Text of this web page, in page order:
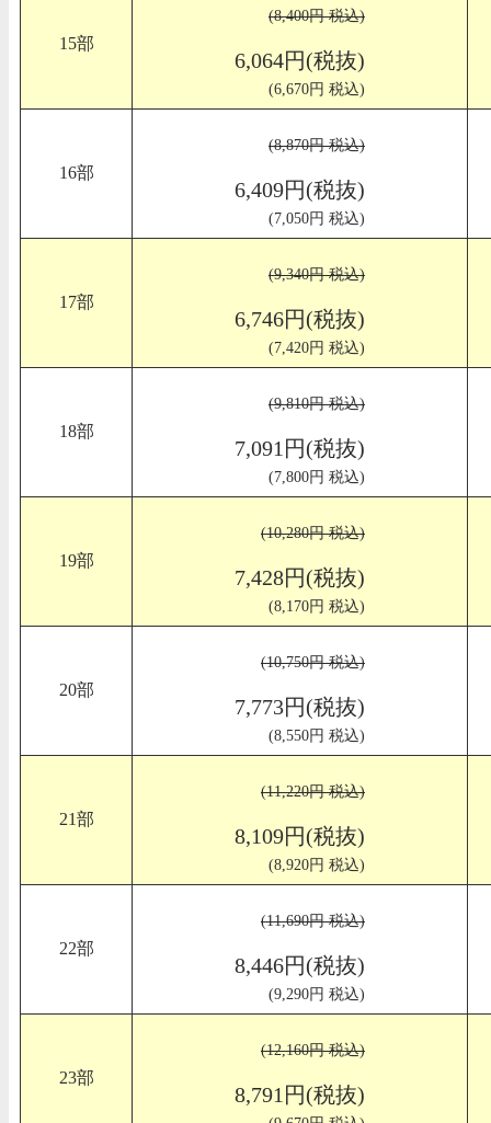
15部
(8,400円 税込)
6,064円(税抜)
(6,670円 税込)
16部
(8,870円 税込)
6,409円(税抜)
(7,050円 税込)
17部
(9,340円 税込)
6,746円(税抜)
(7,420円 税込)
18部
(9,810円 税込)
7,091円(税抜)
(7,800円 税込)
19部
(10,280円 税込)
7,428円(税抜)
(8,170円 税込)
20部
(10,750円 税込)
7,773円(税抜)
(8,550円 税込)
21部
(11,220円 税込)
8,109円(税抜)
(8,920円 税込)
22部
(11,690円 税込)
8,446円(税抜)
(9,290円 税込)
23部
(12,160円 税込)
8,791円(税抜)